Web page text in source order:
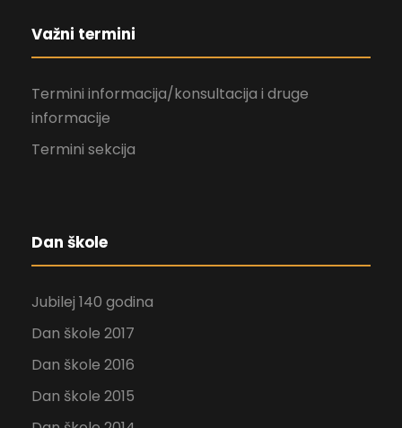
Važni termini
Termini informacija/konsultacija i druge
informacije
Termini sekcija
Dan škole
Jubilej 140 godina
Dan škole 2017
Dan škole 2016
Dan škole 2015